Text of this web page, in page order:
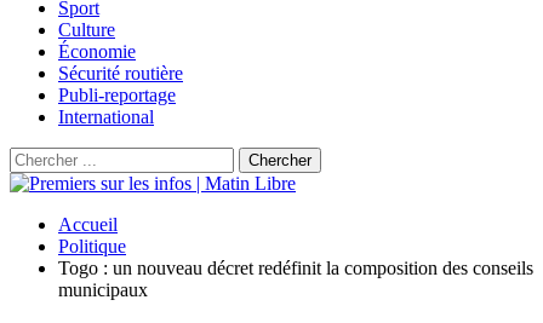
Sport
Culture
Économie
Sécurité routière
Publi-reportage
International
Accueil
Politique
Togo : un nouveau décret redéfinit la composition des conseils
municipaux